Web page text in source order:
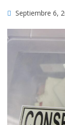
Septiembre 6,